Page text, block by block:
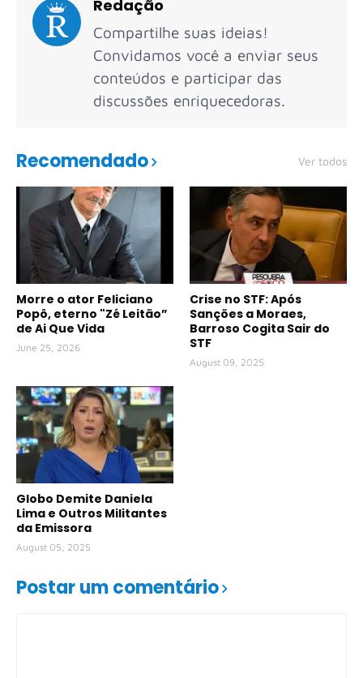
Redação
Compartilhe suas ideias!
Convidamos você a enviar seus
conteúdos e participar das
discussões enriquecedoras.
Recomendado Ver todos
Morre o ator Feliciano
Popô, eterno "Zé Leitão”
de Ai Que Vida
June 25, 2026
Crise no STF: Após
Sanções a Moraes,
Barroso Cogita Sair do
STF
August 09, 2025
Globo Demite Daniela
Lima e Outros Militantes
da Emissora
August 05, 2025
Postar um comentário